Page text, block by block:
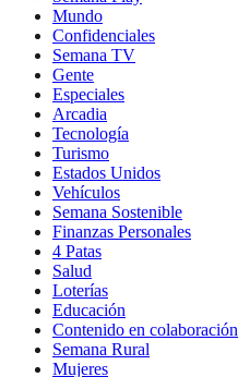
Mundo
Confidenciales
Semana TV
Gente
Especiales
Arcadia
Tecnología
Turismo
Estados Unidos
Vehículos
Semana Sostenible
Finanzas Personales
4 Patas
Salud
Loterías
Educación
Contenido en colaboración
Semana Rural
Mujeres